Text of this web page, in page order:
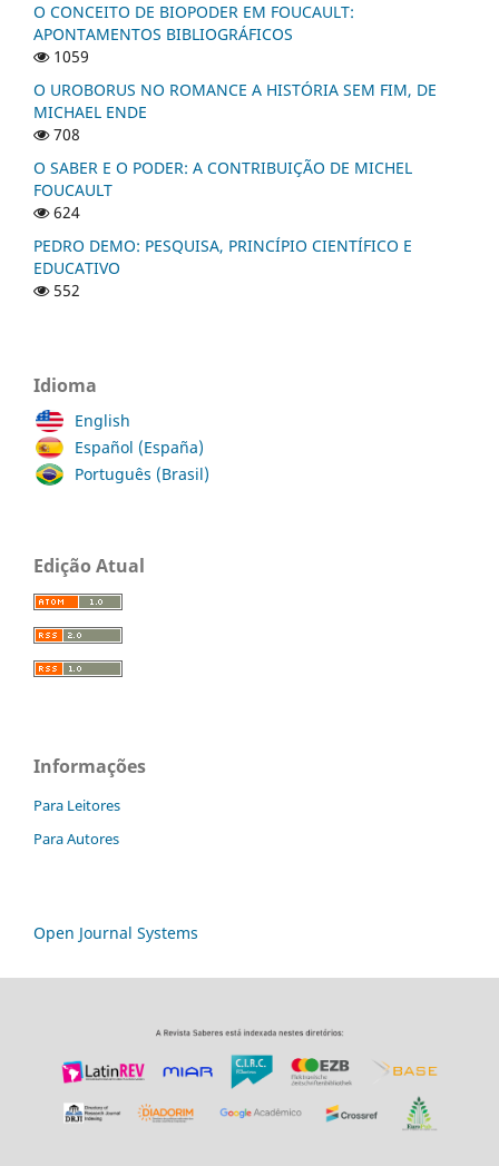
O CONCEITO DE BIOPODER EM FOUCAULT:
APONTAMENTOS BIBLIOGRÁFICOS
1059
O UROBORUS NO ROMANCE A HISTÓRIA SEM FIM, DE
MICHAEL ENDE
708
O SABER E O PODER: A CONTRIBUIÇÃO DE MICHEL
FOUCAULT
624
PEDRO DEMO: PESQUISA, PRINCÍPIO CIENTÍFICO E
EDUCATIVO
552
Idioma
English
Español (España)
Português (Brasil)
Edição Atual
Informações
Para Leitores
Para Autores
Open Journal Systems